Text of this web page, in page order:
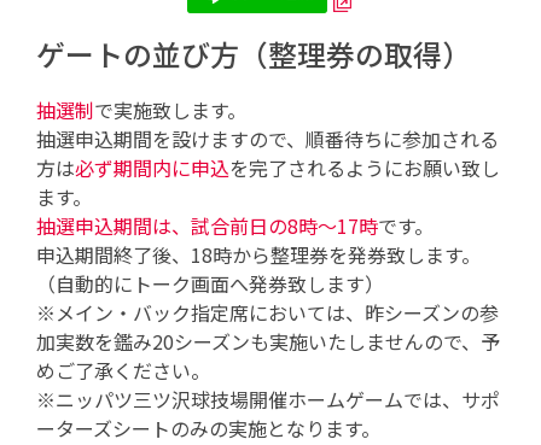
ゲートの並び方（整理券の取得）
抽選制で実施致します。
抽選申込期間を設けますので、順番待ちに参加される
方は必ず期間内に申込を完了されるようにお願い致し
ます。
抽選申込期間は、試合前日の8時～17時です。
申込期間終了後、18時から整理券を発券致します。
（自動的にトーク画面へ発券致します）
※メイン・バック指定席においては、昨シーズンの参
加実数を鑑み20シーズンも実施いたしませんので、予
めご了承ください。
※ニッパツ三ツ沢球技場開催ホームゲームでは、サポ
ーターズシートのみの実施となります。